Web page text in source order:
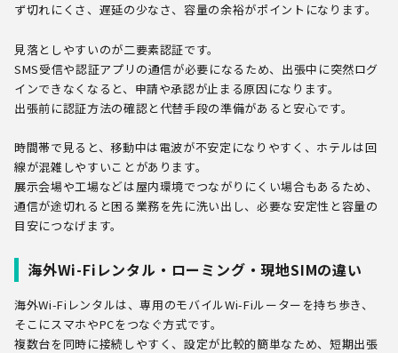
ず切れにくさ、遅延の少なさ、容量の余裕がポイントになります。
見落としやすいのが二要素認証です。
SMS受信や認証アプリの通信が必要になるため、出張中に突然ログ
インできなくなると、申請や承認が止まる原因になります。
出張前に認証方法の確認と代替手段の準備があると安心です。
時間帯で見ると、移動中は電波が不安定になりやすく、ホテルは回
線が混雑しやすいことがあります。
展示会場や工場などは屋内環境でつながりにくい場合もあるため、
通信が途切れると困る業務を先に洗い出し、必要な安定性と容量の
目安につなげます。
海外Wi-Fiレンタル・ローミング・現地SIMの違い
海外Wi-Fiレンタルは、専用のモバイルWi-Fiルーターを持ち歩き、
そこにスマホやPCをつなぐ方式です。
複数台を同時に接続しやすく、設定が比較的簡単なため、短期出張